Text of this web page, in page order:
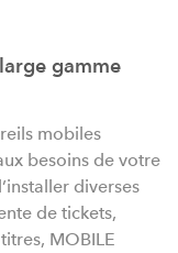
gamme
mobiles
besoins de votre
diverses
de tickets,
MOBILE